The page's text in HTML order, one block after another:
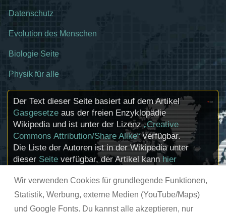
Wir verwenden Cookies für grundlegende Funktionen,
Statistik, Werbung, externe Medien (YouTube/Maps)
und Google Fonts. Du kannst alle akzeptieren, nur
Datenschutz
Evolution des Menschen
Biologie Seite
Physik für alle
Der Text dieser Seite basiert auf dem Artikel
Gasgesetze aus der freien Enzyklopädie
Wikipedia und ist unter der Lizenz„Creative
Commons Attribution/Share Alike“verfügbar.
Die Liste der Autoren ist in der Wikipedia unter
dieser Seite verfügbar, der Artikel kannhier
Urhebern und zum Lizenzstatus eingebundener
Mediendateien (etwa Bilder oder Videos) können
im Regelfall durch Anklicken dieser abgerufen